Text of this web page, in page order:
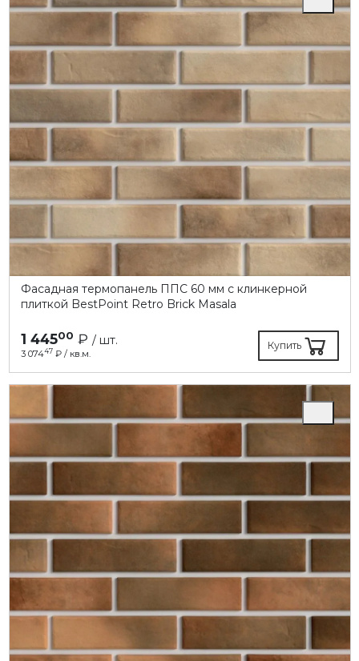
Фасадная термопанель ППC 60 мм с клинкерной
плиткой BestPoint Retro Brick Masala
1 44500 ₽ / шт.
3 07447 ₽ / кв.м.
Купить